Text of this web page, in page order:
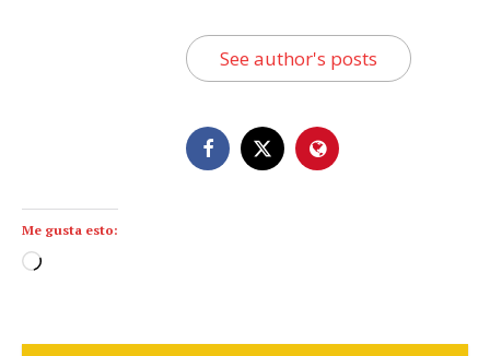
See author's posts
Me gusta esto:
C
g